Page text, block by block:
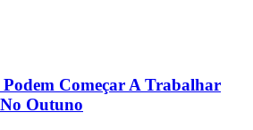
Podem Começar A Trabalhar
Outuno